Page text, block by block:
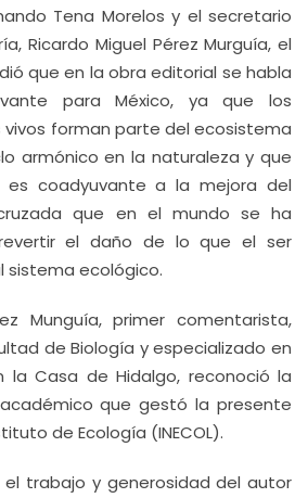
Tena Morelos y el secretario
Ricardo Miguel Pérez Murguía, el
que en la obra editorial se habla
para México, ya que los
vivos forman parte del ecosistema
armónico en la naturaleza y que
es coadyuvante a la mejora del
que en el mundo se ha
el daño de lo que el ser
sistema ecológico.
Munguía, primer comentarista,
de Biología y especializado en
la Casa de Hidalgo, reconoció la
que gestó la presente
de Ecología (INECOL).
trabajo y generosidad del autor